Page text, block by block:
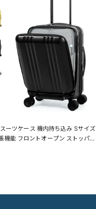
ーツケース 機内持ち込み Sサイズ
能 フロントオープン ストッパー
カかるEdge2 A.L.I ASIA LUGGAG
LINECPN